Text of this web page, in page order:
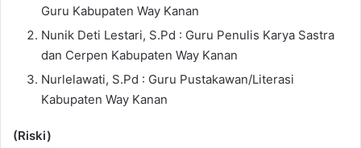
Guru Kabupaten Way Kanan
Nunik Deti Lestari, S.Pd : Guru Penulis Karya Sastra
dan Cerpen Kabupaten Way Kanan
Nurlelawati, S.Pd : Guru Pustakawan/Literasi
Kabupaten Way Kanan
(Riski)